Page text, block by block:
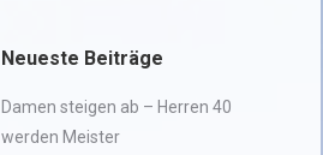
Neueste Beiträge
Damen steigen ab – Herren 40
werden Meister